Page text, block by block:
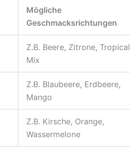
Mögliche
Geschmacksrichtungen
Z.B. Beere, Zitrone, Tropical
Mix
Z.B. Blaubeere, Erdbeere,
Mango
Z.B. Kirsche, Orange,
Wassermelone